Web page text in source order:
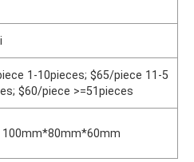
1-10pieces; $65/piece 11-5
$60/piece >=51pieces
100mm*80mm*60mm